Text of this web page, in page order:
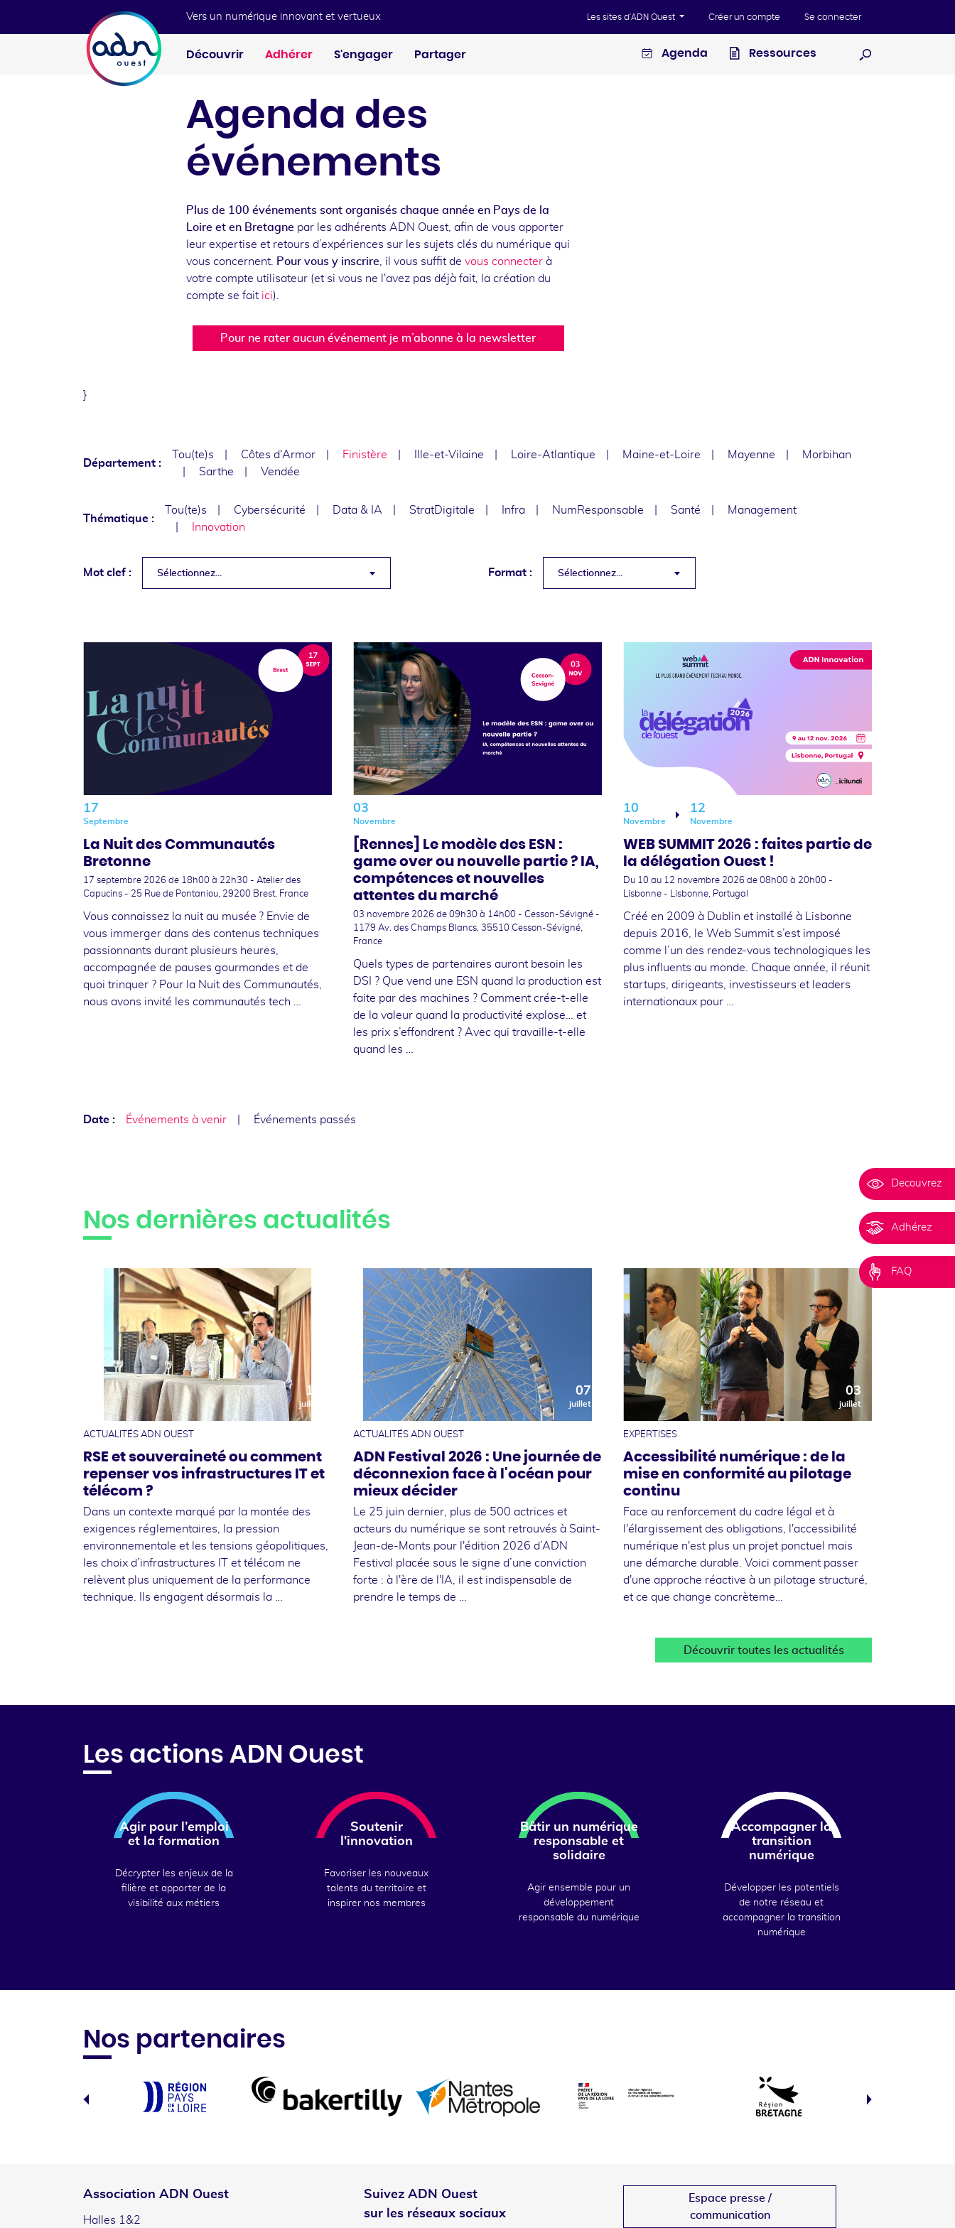
Vers un numérique innovant et vertueux Les sites d'ADN Ouest Créer un compte Se connecter
Découvrir Adhérer S'engager Partager Agenda
Ressources
Agenda des
événements
Plus de 100 événements sont organisés chaque année en Pays de la
Loire et en Bretagne par les adhérents ADN Ouest, afin de vous apporter
leur expertise et retours d’expériences sur les sujets clés du numérique qui
vous concernent. Pour vous y inscrire, il vous suffit de vous connecter à
votre compte utilisateur (et si vous ne l'avez pas déjà fait, la création du
compte se fait ici).
Pour ne rater aucun événement je m’abonne à la newsletter
}
Département :
Tou(te)s Côtes d'Armor Finistère Ille-et-Vilaine Loire-Atlantique Maine-et-Loire Mayenne
Morbihan
Sarthe
Vendée
Thématique :
Tou(te)s Cybersécurité Data & IA StratDigitale Infra NumResponsable Santé
Management
Innovation
Mot clef : Sélectionnez... Format : Sélectionnez...
17
Septembre
La Nuit des Communautés
Bretonne
17 septembre 2026 de 18h00 à 22h30 - Atelier des
Capucins - 25 Rue de Pontaniou, 29200 Brest, France
Vous connaissez la nuit au musée ? Envie de
vous immerger dans des contenus techniques
passionnants durant plusieurs heures,
accompagnée de pauses gourmandes et de
quoi trinquer ? Pour la Nuit des Communautés,
nous avons invité les communautés tech …
03
Novembre
[Rennes] Le modèle des ESN :
game over ou nouvelle partie ? IA,
compétences et nouvelles
attentes du marché
03 novembre 2026 de 09h30 à 14h00 - Cesson-Sévigné -
1179 Av. des Champs Blancs, 35510 Cesson-Sévigné,
France
Quels types de partenaires auront besoin les
DSI ? Que vend une ESN quand la production est
faite par des machines ? Comment crée-t-elle
de la valeur quand la productivité explose… et
les prix s’effondrent ? Avec qui travaille-t-elle
quand les …
10
Novembre
12
Novembre
WEB SUMMIT 2026 : faites partie de
la délégation Ouest !
Du 10 au 12 novembre 2026 de 08h00 à 20h00 -
Lisbonne - Lisbonne, Portugal
Créé en 2009 à Dublin et installé à Lisbonne
depuis 2016, le Web Summit s’est imposé
comme l’un des rendez-vous technologiques les
plus influents au monde. Chaque année, il réunit
startups, dirigeants, investisseurs et leaders
internationaux pour …
Date : Événements à venir Événements passés
Decouvrez
Adhérez
FAQ
Nos dernières actualités
10
juillet
ACTUALITÉS ADN OUEST
RSE et souveraineté ou comment
repenser vos infrastructures IT et
télécom ?
Dans un contexte marqué par la montée des
exigences réglementaires, la pression
environnementale et les tensions géopolitiques,
les choix d’infrastructures IT et télécom ne
relèvent plus uniquement de la performance
technique. Ils engagent désormais la …
07
juillet
ACTUALITÉS ADN OUEST
ADN Festival 2026 : Une journée de
déconnexion face à l'océan pour
mieux décider
Le 25 juin dernier, plus de 500 actrices et
acteurs du numérique se sont retrouvés à Saint-
Jean-de-Monts pour l'édition 2026 d’ADN
Festival placée sous le signe d’une conviction
forte : à l'ère de l'IA, il est indispensable de
prendre le temps de …
03
juillet
EXPERTISES
Accessibilité numérique : de la
mise en conformité au pilotage
continu
Face au renforcement du cadre légal et à
l'élargissement des obligations, l'accessibilité
numérique n'est plus un projet ponctuel mais
une démarche durable. Voici comment passer
d'une approche réactive à un pilotage structuré,
et ce que change concrèteme…
Découvrir toutes les actualités
Les actions ADN Ouest
Agir pour l’emploi
et la formation
Décrypter les enjeux de la
filière et apporter de la
visibilité aux métiers
Soutenir
l'innovation
Favoriser les nouveaux
talents du territoire et
inspirer nos membres
Bâtir un numérique
responsable et
solidaire
Agir ensemble pour un
développement
responsable du numérique
Accompagner la
transition
numérique
Développer les potentiels
de notre réseau et
accompagner la transition
numérique
Nos partenaires
Association ADN Ouest
Halles 1&2
Suivez ADN Ouest
sur les réseaux sociaux
Espace presse /
communication